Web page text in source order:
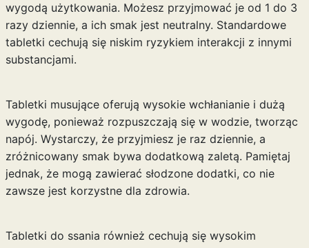
wygodą użytkowania. Możesz przyjmować je od 1 do 3
razy dziennie, a ich smak jest neutralny. Standardowe
tabletki cechują się niskim ryzykiem interakcji z innymi
substancjami.
Tabletki musujące oferują wysokie wchłanianie i dużą
wygodę, ponieważ rozpuszczają się w wodzie, tworząc
napój. Wystarczy, że przyjmiesz je raz dziennie, a
zróżnicowany smak bywa dodatkową zaletą. Pamiętaj
jednak, że mogą zawierać słodzone dodatki, co nie
zawsze jest korzystne dla zdrowia.
Tabletki do ssania również cechują się wysokim